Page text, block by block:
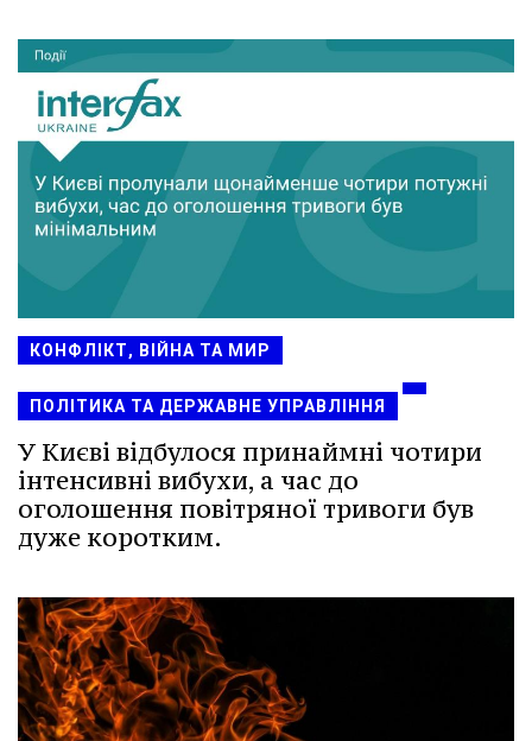
КОНФЛІКТ, ВІЙНА ТА МИР
ПОЛІТИКА ТА ДЕРЖАВНЕ УПРАВЛІННЯ
У Києві відбулося принаймні чотири
інтенсивні вибухи, а час до
оголошення повітряної тривоги був
дуже коротким.